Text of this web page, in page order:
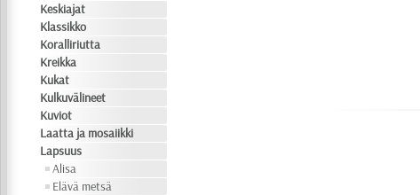
Keskiajat
Klassikko
Koralliriutta
Kreikka
Kukat
Kulkuvälineet
Kuviot
Laatta ja mosaiikki
Lapsuus
Alisa
Elävä metsä